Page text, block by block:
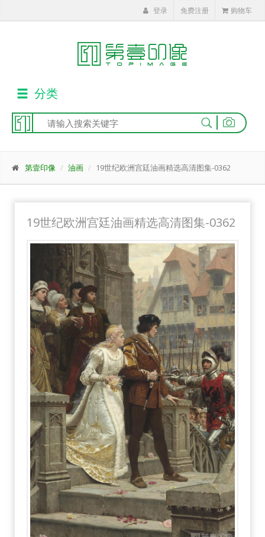
登录 免费注册 购物车
分类
|
第壹印像 油画 19世纪欧洲宫廷油画精选高清图集-0362
19世纪欧洲宫廷油画精选高清图集-0362